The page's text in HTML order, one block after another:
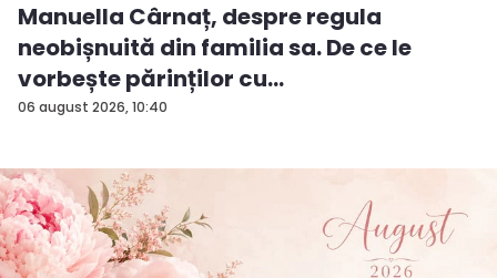
06 august 2026, 10:40
Manuella Cârnaț, despre regula
neobișnuită din familia sa. De ce le
vorbește părinților cu
„dumneavoastră...